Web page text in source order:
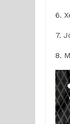
6.
7.
8.